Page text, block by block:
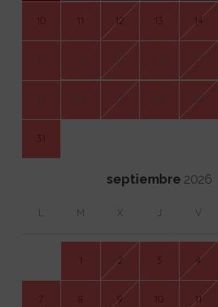
10 11 12 13 14
17 18 19 20 21
24 25 26 27 28
31
septiembre 2026
L M X J V
1 2 3 4
7 8 9 10 11